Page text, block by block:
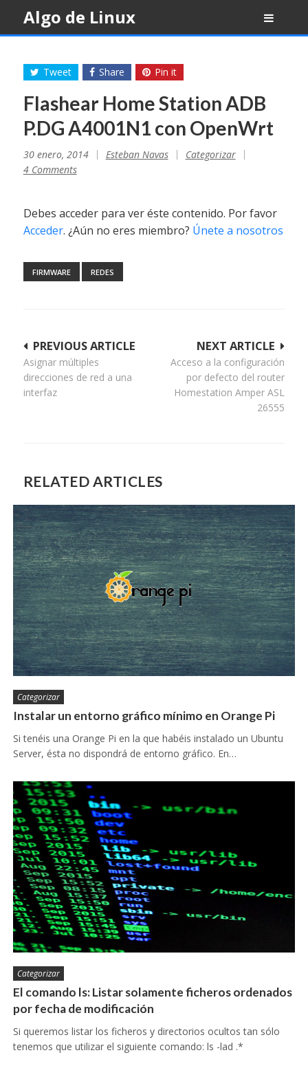
content
Algo de Linux
Tweet Share Pin it
Flashear Home Station ADB
P.DG A4001N1 con OpenWrt
30 enero, 2014 Esteban Navas
Categorizar
4 Comments
Debes acceder para ver éste contenido. Por favor
Acceder. ¿Aún no eres miembro? Únete a nosotros
FIRMWARE REDES
Navegación
de
entradas
NEXT ARTICLE
Acceso a la configuración
por defecto del router
Homestation Amper ASL
26555
PREVIOUS ARTICLE
Asignar múltiples
direcciones de red a una
interfaz
RELATED ARTICLES
Categorizar
Instalar un entorno gráfico mínimo en Orange Pi
Si tenéis una Orange Pi en la que habéis instalado un Ubuntu
Server, ésta no dispondrá de entorno gráfico. En…
Categorizar
El comando ls: Listar solamente ficheros ordenados
por fecha de modificación
Si queremos listar los ficheros y directorios ocultos tan sólo
tenemos que utilizar el siguiente comando: ls -lad .*